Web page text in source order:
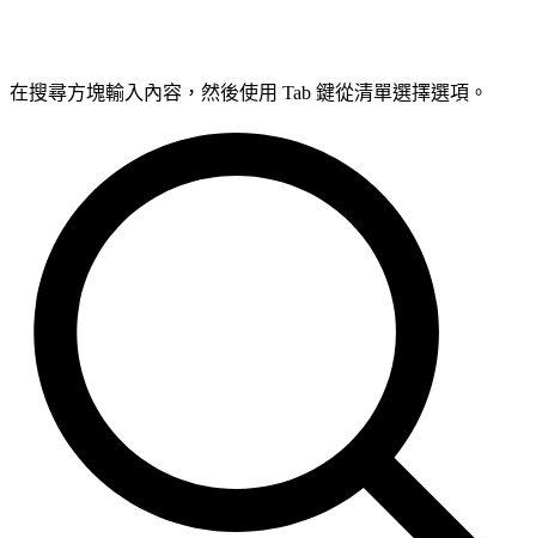
在搜尋方塊輸入內容，然後使用 Tab 鍵從清單選擇選項。